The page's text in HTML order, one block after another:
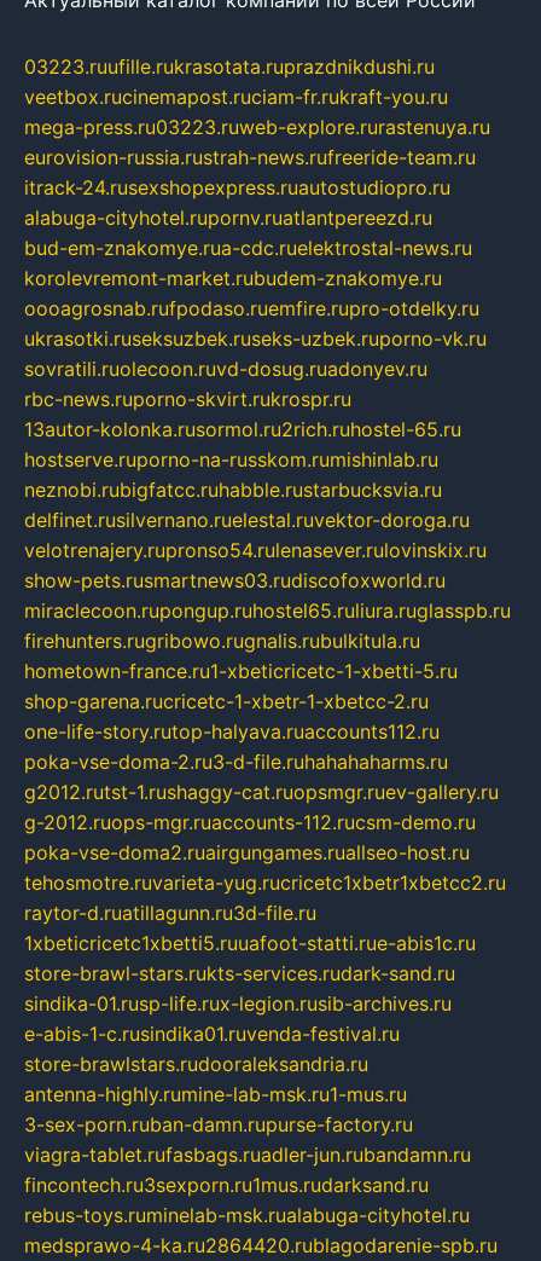
03223.ruufille.rukrasotata.ruprazdnikdushi.ru
veetbox.rucinemapost.ruciam-fr.rukraft-you.ru
mega-press.ru03223.ruweb-explore.rurastenuya.ru
eurovision-russia.rustrah-news.rufreeride-team.ru
itrack-24.rusexshopexpress.ruautostudiopro.ru
alabuga-cityhotel.rupornv.ruatlantpereezd.ru
bud-em-znakomye.rua-cdc.ruelektrostal-news.ru
korolevremont-market.rubudem-znakomye.ru
oooagrosnab.rufpodaso.ruemfire.rupro-otdelky.ru
ukrasotki.ruseksuzbek.ruseks-uzbek.ruporno-vk.ru
sovratili.ruolecoon.ruvd-dosug.ruadonyev.ru
rbc-news.ruporno-skvirt.rukrospr.ru
13autor-kolonka.rusormol.ru2rich.ruhostel-65.ru
hostserve.ruporno-na-russkom.rumishinlab.ru
neznobi.rubigfatcc.ruhabble.rustarbucksvia.ru
delfinet.rusilvernano.ruelestal.ruvektor-doroga.ru
velotrenajery.rupronso54.rulenasever.rulovinskix.ru
show-pets.rusmartnews03.rudiscofoxworld.ru
miraclecoon.rupongup.ruhostel65.ruliura.ruglasspb.ru
firehunters.rugribowo.rugnalis.rubulkitula.ru
hometown-france.ru1-xbeticricetc-1-xbetti-5.ru
shop-garena.rucricetc-1-xbetr-1-xbetcc-2.ru
one-life-story.rutop-halyava.ruaccounts112.ru
poka-vse-doma-2.ru3-d-file.ruhahahaharms.ru
g2012.rutst-1.rushaggy-cat.ruopsmgr.ruev-gallery.ru
g-2012.ruops-mgr.ruaccounts-112.rucsm-demo.ru
poka-vse-doma2.ruairgungames.ruallseo-host.ru
tehosmotre.ruvarieta-yug.rucricetc1xbetr1xbetcc2.ru
raytor-d.ruatillagunn.ru3d-file.ru
1xbeticricetc1xbetti5.ruuafoot-statti.rue-abis1c.ru
store-brawl-stars.rukts-services.rudark-sand.ru
sindika-01.rusp-life.rux-legion.rusib-archives.ru
e-abis-1-c.rusindika01.ruvenda-festival.ru
store-brawlstars.rudooraleksandria.ru
antenna-highly.rumine-lab-msk.ru1-mus.ru
3-sex-porn.ruban-damn.rupurse-factory.ru
viagra-tablet.rufasbags.ruadler-jun.rubandamn.ru
fincontech.ru3sexporn.ru1mus.rudarksand.ru
rebus-toys.ruminelab-msk.rualabuga-cityhotel.ru
medsprawo-4-ka.ru2864420.rublagodarenie-spb.ru